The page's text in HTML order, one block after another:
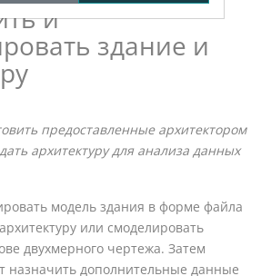
и
здание и
предоставленные архитектором
архитектуру для анализа данных
модель здания в форме файла
или смоделировать
двухмерного чертежа. Затем
назначить дополнительные данные